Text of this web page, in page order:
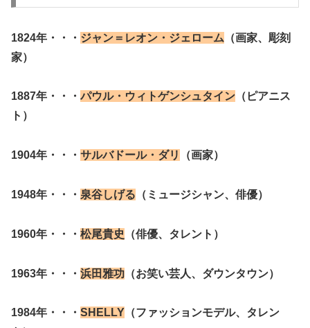
1824年・・・ ジャン＝レオン・ジェローム （画家、彫刻
家）
1887年・・・パウル・ウィトゲンシュタイン （ピアニス
ト）
1904年・・・ サルバドール・ダリ （画家）
1948年・・・ 泉谷しげる （ミュージシャン、俳優）
1960年・・・ 松尾貴史 （俳優、タレント）
1963年・・・ 浜田雅功 （お笑い芸人、ダウンタウン）
1984年・・・ SHELLY （ファッションモデル、タレン